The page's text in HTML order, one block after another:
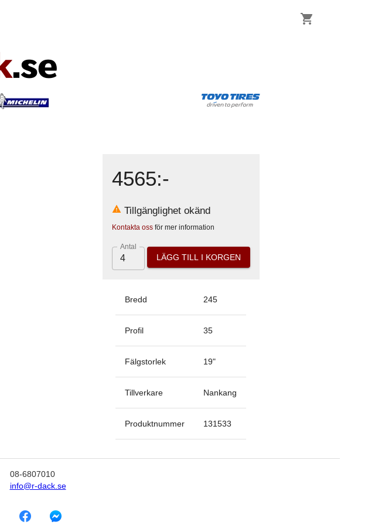
4565:-
Tillgänglighet okänd
Kontakta ossför mer information
Antal
LÄGG TILL I KORGEN
Bredd 245
Profil 35
Fälgstorlek 19"
Tillverkare Nankang
Produktnummer 131533
08-6807010
info@r-dack.se